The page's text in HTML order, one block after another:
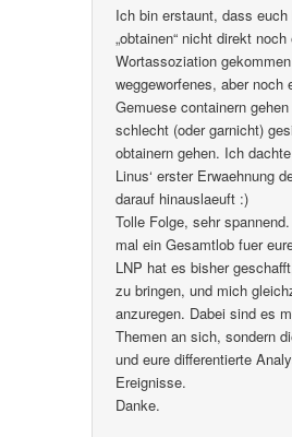
Ich bin erstaunt, dass
„obtainen“ nicht direkt
Wortassoziation
weggeworfenes, aber noch
Gemuese containern
schlecht (oder garnicht)
obtainern gehen. Ich
Linus‘ erster Erwaehnung
darauf hinauslaeuft :)
Tolle Folge, sehr
mal ein Gesamtlob fuer
LNP hat es bisher
zu bringen, und mich
anzuregen. Dabei sind es
Themen an sich, sondern
und eure differentierte
Ereignisse.
Danke.